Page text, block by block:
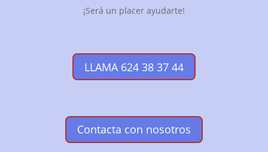
¡Será un placer ayudarte!
LLAMA 624 38 37 44
Contacta con nosotros